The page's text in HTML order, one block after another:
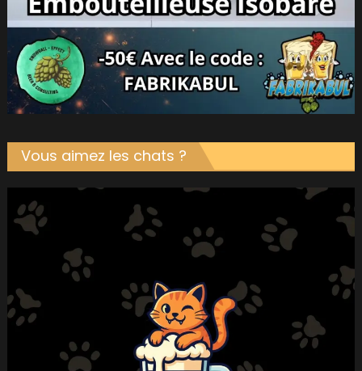
Vous aimez les chats ?